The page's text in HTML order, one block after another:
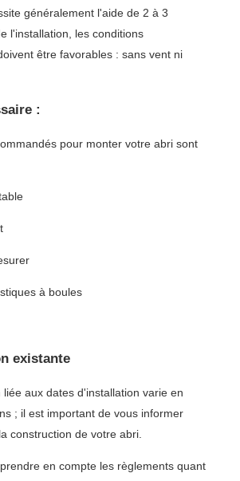
généralement l'aide de 2 à 3
l'installation, les conditions
être favorables : sans vent ni
:
pour monter votre abri sont
à boules
existante
aux dates d'installation varie en
; il est important de vous informer
construction de votre abri.
en compte les règlements quant